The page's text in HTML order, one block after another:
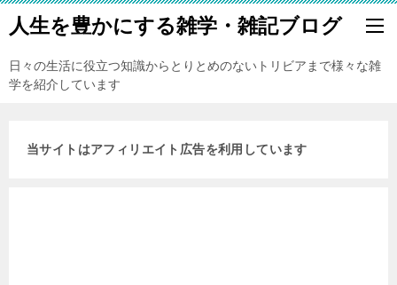
人生を豊かにする雑学・雑記ブログ
日々の生活に役立つ知識からとりとめのないトリビアまで様々な雑
学を紹介しています
当サイトはアフィリエイト広告を利用しています